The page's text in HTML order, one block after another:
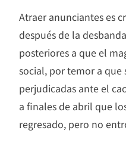
Atraer anunciantes es
después de la
posteriores a que el
social, por temor a que
perjudicadas ante el
a finales de abril que
regresado, pero no